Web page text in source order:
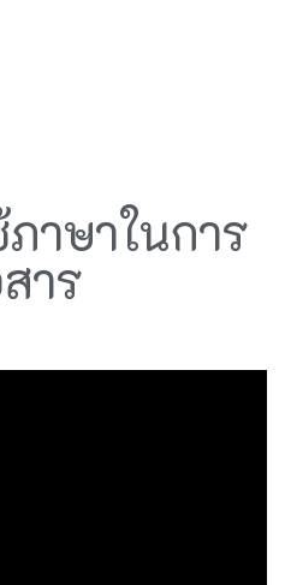
าษาในการ
าร